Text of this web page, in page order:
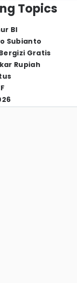
Topics
BI
Subianto
Gratis
Rupiah